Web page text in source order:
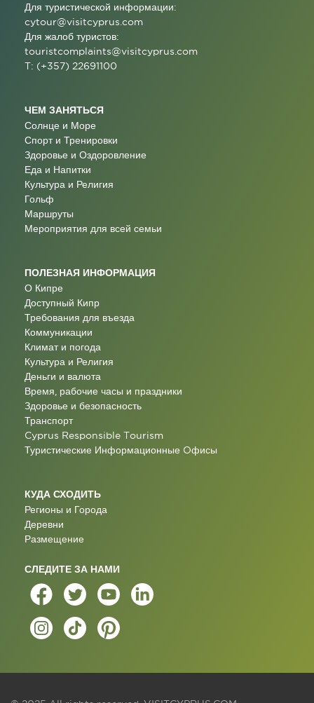
Для туристической информации:
cytour@visitcyprus.com
Для жалоб туристов:
touristcomplaints@visitcyprus.com
T: (+357) 22691100
ЧЕМ ЗАНЯТЬСЯ
Солнце и Море
Спорт и Тренировки
Здоровье и Оздоровление
Еда и Напитки
Культура и Религия
Гольф
Маршруты
Мероприятия для всей семьи
ПОЛЕЗНАЯ ИНФОРМАЦИЯ
О Кипре
Доступный Кипр
Требования для въезда
Коммуникации
Климат и погода
Культура и Религия
Деньги и валюта
Время, рабочие часы и праздники
Здоровье и безопасность
Транспорт
Cyprus Responsible Tourism
Туристические Информационные Oфисы
КУДА СХОДИТЬ
Регионы и Города
Деревни
Размещение
СЛЕДИТЕ ЗА НАМИ